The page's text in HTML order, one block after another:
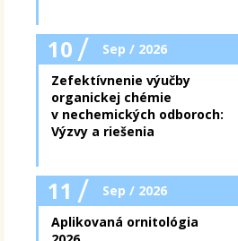
10/
Sep / 2026
Zefektívnenie výučby
organickej chémie
v nechemických odboroch:
Výzvy a riešenia
11 /
Sep / 2026
Aplikovaná ornitológia